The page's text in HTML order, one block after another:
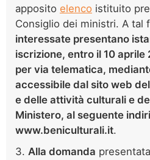
apposito elenco istituito
Consiglio dei ministri. A tal
interessate presentano
iscrizione, entro il 10 aprile
per via telematica,
accessibile dal sito web
e delle attività culturali e
Ministero, al seguente
www.beniculturali.it.
3. Alla domanda